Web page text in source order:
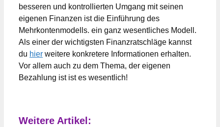
besseren und kontrollierten Umgang mit seinen
eigenen Finanzen ist die Einführung des
Mehrkontenmodells. ein ganz wesentliches Modell.
Als einer der wichtigsten Finanzratschläge kannst
du hier weitere konkretere Informationen erhalten.
Vor allem auch zu dem Thema, der eigenen
Bezahlung ist ist es wesentlich!
Weitere Artikel: